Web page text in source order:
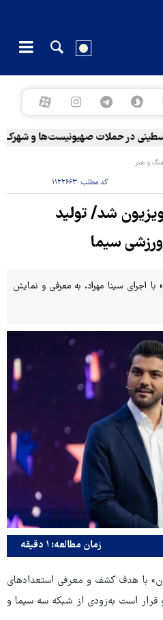
و هنر
کد مطلب:۱۱۲۲۶۶۳
شد/ تولید
سیما
با اجرای سینا مهراد، به معرفی و نمایش
زمان مطالعه: ۱ دقیقه
با هدف کشف و معرفی استعدادهای
قرار است به‌زودی از شبکه سه سیما و